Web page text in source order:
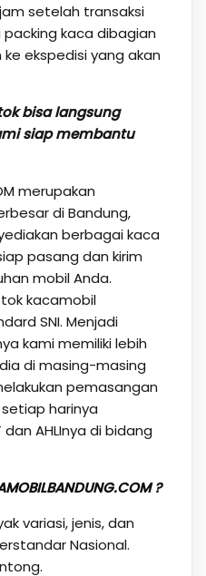
setelah transaksi
kaca dibagian
ekspedisi yang akan
bisa langsung
siap membantu
merupakan
di Bandung,
berbagai kaca
pasang dan kirim
mobil Anda.
kacamobil
SNI. Menjadi
kami memiliki lebih
di masing-masing
pemasangan
harinya
dan AHLInya di bidang
?
variasi, jenis, dan
Nasional.